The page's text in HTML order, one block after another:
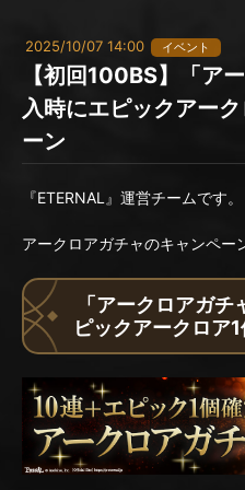
2025/10/07 14:00 イベント
【初回100BS】「ア
入時にエピックアー
ーン
『ETERNAL』運営チームです。
アークロアガチャのキャンペー
「アークロアガ
ピックアークロア